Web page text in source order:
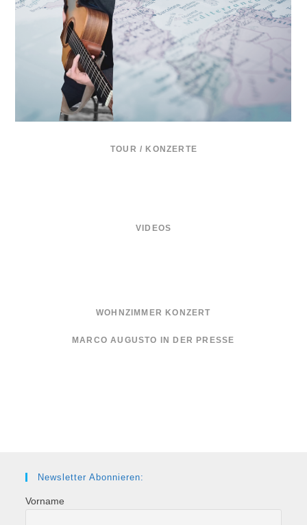
TOUR / KONZERTE
VIDEOS
WOHNZIMMER KONZERT
MARCO AUGUSTO IN DER PRESSE
Newsletter Abonnieren:
Vorname